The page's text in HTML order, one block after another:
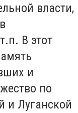
власти,
В этот
и
по
и Луганской